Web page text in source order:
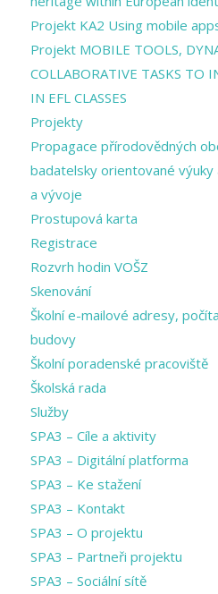
Projekt KA2 Using mobile
Projekt MOBILE TOOLS,
COLLABORATIVE TASKS TO
IN EFL CLASSES
Projekty
Propagace přírodovědných
badatelsky orientované výuky
a vývoje
Prostupová karta
Registrace
Rozvrh hodin VOŠZ
Skenování
Školní e-mailové adresy,
budovy
Školní poradenské pracoviště
Školská rada
Služby
SPA3 – Cíle a aktivity
SPA3 – Digitální platforma
SPA3 – Ke stažení
SPA3 – Kontakt
SPA3 – O projektu
SPA3 – Partneři projektu
SPA3 – Sociální sítě